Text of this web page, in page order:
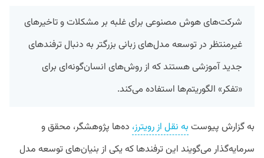
شرکت‌های هوش مصنوعی برای غلبه بر مشکلات و تاخیرهای
غیرمنتظر در توسعه مدل‌های زبانی بزرگتر به دنبال ترفند‌های
جدید آموزشی هستند که از روش‌های انسان‌گونه‌ای برای
«تفکر» الگوریتم‌ها استفاده می‌کند.
به گزارش پیوست به نقل از رویترز، ده‌ها پژوهشگر، محقق و
سرمایه‌گذار می‌گویند این ترفند‌ها که یکی از بنیان‌های توسعه مدل